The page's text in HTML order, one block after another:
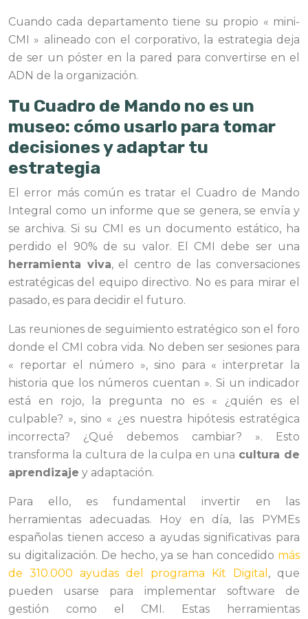
Cuando cada departamento tiene su propio « mini-
CMI » alineado con el corporativo, la estrategia deja
de ser un póster en la pared para convertirse en el
ADN de la organización.
Tu Cuadro de Mando no es un
museo: cómo usarlo para tomar
decisiones y adaptar tu
estrategia
El error más común es tratar el Cuadro de Mando
Integral como un informe que se genera, se envía y
se archiva. Si su CMI es un documento estático, ha
perdido el 90% de su valor. El CMI debe ser una
herramienta viva, el centro de las conversaciones
estratégicas del equipo directivo. No es para mirar el
pasado, es para decidir el futuro.
Las reuniones de seguimiento estratégico son el foro
donde el CMI cobra vida. No deben ser sesiones para
« reportar el número », sino para « interpretar la
historia que los números cuentan ». Si un indicador
está en rojo, la pregunta no es « ¿quién es el
culpable? », sino « ¿es nuestra hipótesis estratégica
incorrecta? ¿Qué debemos cambiar? ». Esto
transforma la cultura de la culpa en una cultura de
aprendizaje y adaptación.
Para ello, es fundamental invertir en las
herramientas adecuadas. Hoy en día, las PYMEs
españolas tienen acceso a ayudas significativas para
su digitalización. De hecho, ya se han concedido más
de 310.000 ayudas del programa Kit Digital , que
pueden usarse para implementar software de
gestión como el CMI. Estas herramientas